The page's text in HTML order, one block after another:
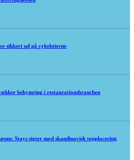
sikkert ud på cykelstierne
bekymring i restaurationsbranchen
Stays sigter mod skandinavisk topplacering